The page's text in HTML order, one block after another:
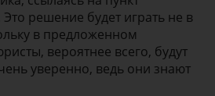
решение будет играть не в
в предложенном
вероятнее всего, будут
уверенно, ведь они знают